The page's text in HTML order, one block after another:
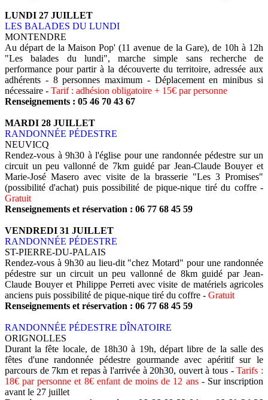
LUNDI 27 JUILLET
LES BALADES DU LUNDI
MONTENDRE
Au départ de la Maison Pop' (11 avenue de la Gare), de 10h à 12h
"Les balades du lundi", marche simple sans recherche de
performance pour partir à la découverte du territoire, adressée aux
adhérents - 8 personnes maximum - Déplacement en minibus si
nécessaire - Tarif : adhésion obligatoire + 15€ par personne
Renseignements : 05 46 70 43 67
MARDI 28 JUILLET
RANDONNÉE PÉDESTRE
NEUVICQ
Rendez-vous à 9h30 à l'église pour une randonnée pédestre sur un
circuit un peu vallonné de 7km guidé par Jean-Claude Bouyer et
Marie-José Masero avec visite de la brasserie "Les 3 Promises"
(possibilité d'achat) puis possibilité de pique-nique tiré du coffre -
Gratuit
Renseignements et réservation : 06 77 68 45 59
VENDREDI 31 JUILLET
RANDONNÉE PÉDESTRE
ST-PIERRE-DU-PALAIS
Rendez-vous à 9h30 au lieu-dit "chez Motard" pour une randonnée
pédestre sur un circuit un peu vallonné de 8km guidé par Jean-
Claude Bouyer et Philippe Perreti avec visite de matériels agricoles
anciens puis possibilité de pique-nique tiré du coffre - Gratuit
Renseignements et réservation : 06 77 68 45 59
RANDONNÉE PÉDESTRE DÎNATOIRE
ORIGNOLLES
Durant la fête locale, de 18h30 à 19h, départ libre de la salle des
fêtes d'une randonnée pédestre gourmande avec apéritif sur le
parcours de 7km et repas à l'arrivée à 20h30, ouvert à tous -Tarifs :
18€ par personne et 8€ enfant de moins de 12 ans- Sur inscription
avant le 27 juillet